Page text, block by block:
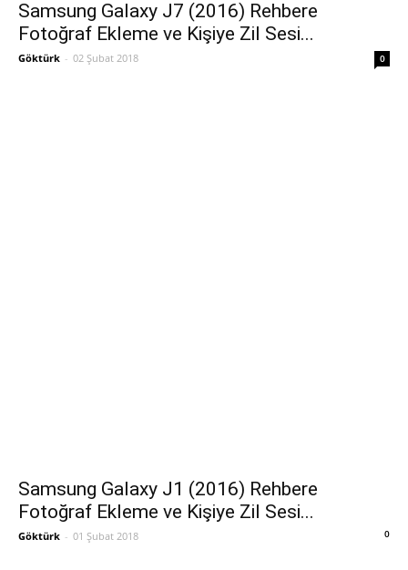
Samsung Galaxy J7 (2016) Rehbere
Fotoğraf Ekleme ve Kişiye Zil Sesi...
Göktürk - 02 Şubat 2018 0
Samsung Galaxy J1 (2016) Rehbere
Fotoğraf Ekleme ve Kişiye Zil Sesi...
Göktürk - 01 Şubat 2018 0